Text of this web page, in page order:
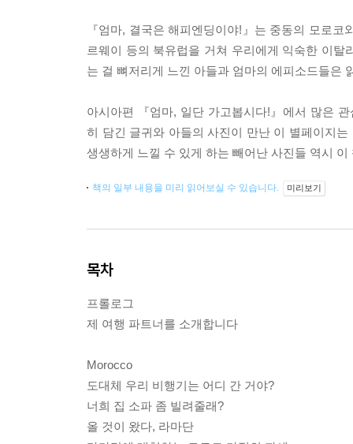
『엄마, 결국은 해피엔딩이야!』는 중동의 모로
르웨이 등의 북유럽을 거쳐 우리에게 익숙한 이
는 걸 뼈저리게 느낀 아들과 엄마의 에피소드들은
아시아편 『엄마, 일단 가고봅시다!』에서 많은
히 담긴 글귀와 아들의 사진이 만난 이 별페이지
생생하게 느낄 수 있게 하는 빼어난 사진들 역시 이
책의 일부 내용을 미리 읽어보실 수 있습니다. 미리보기
목차
프롤로그
제 여행 파트너를 소개합니다
Morocco
도대체 우리 비행기는 어디 간 거야?
너희 집 소파 좀 빌려줄래?
올 것이 왔다, 라마단